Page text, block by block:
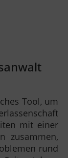
Tool, um
mit einer
zusammen,
rund